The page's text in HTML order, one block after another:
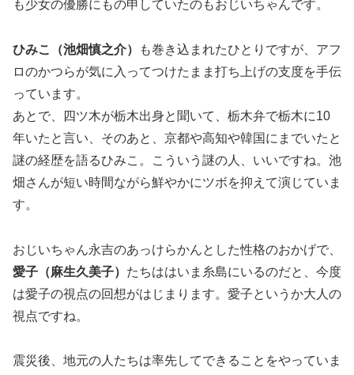
も少女の優勝にもの申していたのもおじいちゃんです。
ひみこ（池畑慎之介）
も巻き込まれたひとりですが、アフ
ロのかつらが気に入ってつけたまま打ち上げの支度を手伝
っています。
あとで、四ツ木が栃木出身と聞いて、栃木弁で栃木に10
年いたと言い、そのあと、京都や高知や韓国にまでいたと
謎の経歴を語るひみこ。こういう謎の人、いいですね。池
畑さんが短い時間ながら鮮やかにツボを抑えて演じていま
す。
おじいちゃん永吉のあっけらかんとした性格のおかげで、
愛子（麻生久美子） たちははいま糸島にいるのだと、今度
は愛子の視点の回想がはじまります。愛子というか大人の
視点ですね。
震災後、地元の人たちは率先してできることをやっていま